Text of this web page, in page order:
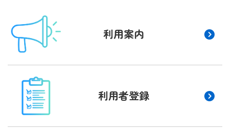
利用案内
利用者登録